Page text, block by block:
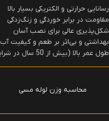
رسانایی حرارتی و الکتریکی بسیار بالا
مقاومت در برابر خوردگی و زنگ‌زدگی
شکل‌پذیری عالی برای نصب آسان
بهداشتی و بی‌اثر بر طعم و کیفیت آب
طول عمر بالا (بیش از 50 سال در شرایط استاندارد)
محاسبه وزن لوله مسی